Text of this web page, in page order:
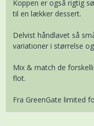
Koppen er også rigtig
til en lækker dessert.
Delvist håndlavet så
variationer i størrelse
Mix & match de
flot.
Fra GreenGate limited